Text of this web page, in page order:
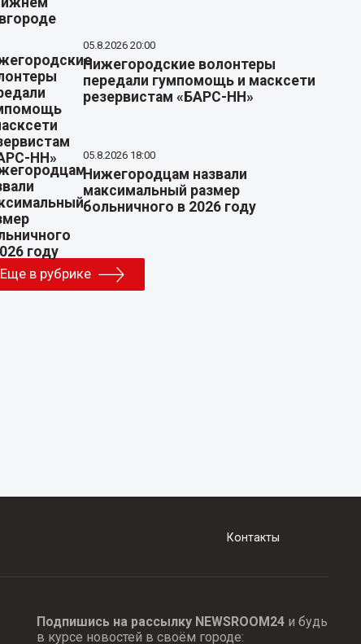
05.8.2026 20:00
Нижегородские волонтеры
передали гумпомощь и масксети
резервистам «БАРС-НН»
05.8.2026 18:00
Нижегородцам назвали
максимальный размер
больничного в 2026 году
Еще в рубрике
Контакты
Подпишись на рассылку NEWSROOM24и будь
в курсе новостей в своём городе: